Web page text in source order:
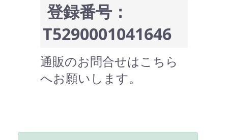
登録番号：
T5290001041646
通販のお問合せはこちら
へお願いします。